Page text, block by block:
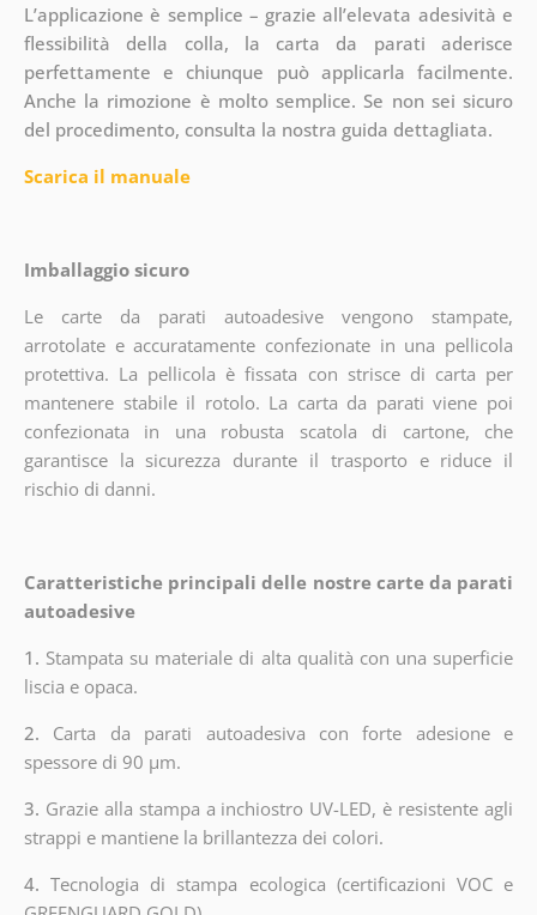
L’applicazione è semplice – grazie all’elevata adesività e
flessibilità della colla, la carta da parati aderisce
perfettamente e chiunque può applicarla facilmente.
Anche la rimozione è molto semplice. Se non sei sicuro
del procedimento, consulta la nostra guida dettagliata.
Scarica il manuale
Imballaggio sicuro
Le carte da parati autoadesive vengono stampate,
arrotolate e accuratamente confezionate in una pellicola
protettiva. La pellicola è fissata con strisce di carta per
mantenere stabile il rotolo. La carta da parati viene poi
confezionata in una robusta scatola di cartone, che
garantisce la sicurezza durante il trasporto e riduce il
rischio di danni.
Caratteristiche principali delle nostre carte da parati
autoadesive
1. Stampata su materiale di alta qualità con una superficie
liscia e opaca.
2. Carta da parati autoadesiva con forte adesione e
spessore di 90 µm.
3. Grazie alla stampa a inchiostro UV-LED, è resistente agli
strappi e mantiene la brillantezza dei colori.
4.Tecnologia di stampa ecologica (certificazioni VOC e